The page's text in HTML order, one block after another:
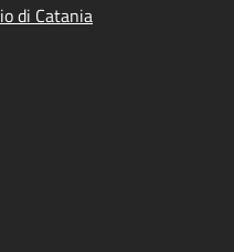
di Catania